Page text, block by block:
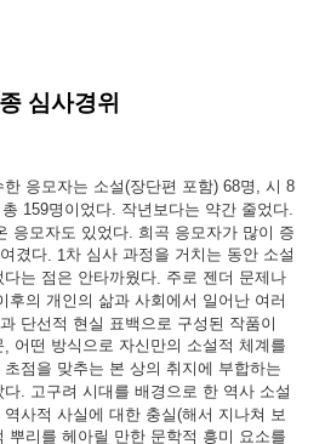
심사경위
한 응모자는 소설(장단편 포함) 68명 , 시 8
총 159명이었다. 작년보다는 약간 줄었다.
응모자도 있었다. 희곡 응모자가 많이 증
여겼다. 1차 심사 과정을 거치는 동안 소설
다는 점은 안타까웠다 주로 젠더 문제나
후의 개인의 삶과 사회에서 일어난 여러
단선적 현실 표백으로 구성된 작품이
, 어떤 방식으로 자신만의 소설적 체계를
초점을 맞추는 본 상의 취지에 부합하는
다. 고구려 시대를 배경으로 한 역사 소설
역사적 사실에 대한 충실(해서 지나쳐 보
뿌리를 헤아릴 만한 문학적 흥미 요소를